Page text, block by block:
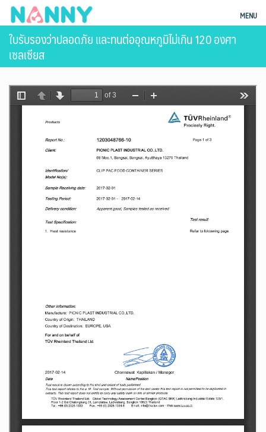
Skip
content
ผลิตภัณฑ์แม่และเด็ก Nanny MENU
ใบรับรองว่าปลอดภัย และทนต่ออุณหภูมิไม่เกิน 120 องศา
เซลเซียส